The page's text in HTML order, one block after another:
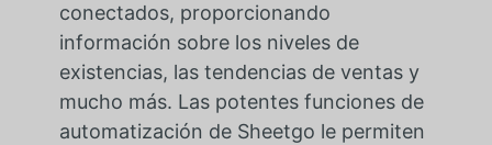
conectados, proporcionando
información sobre los niveles de
existencias, las tendencias de ventas y
mucho más. Las potentes funciones de
automatización de Sheetgo le permiten